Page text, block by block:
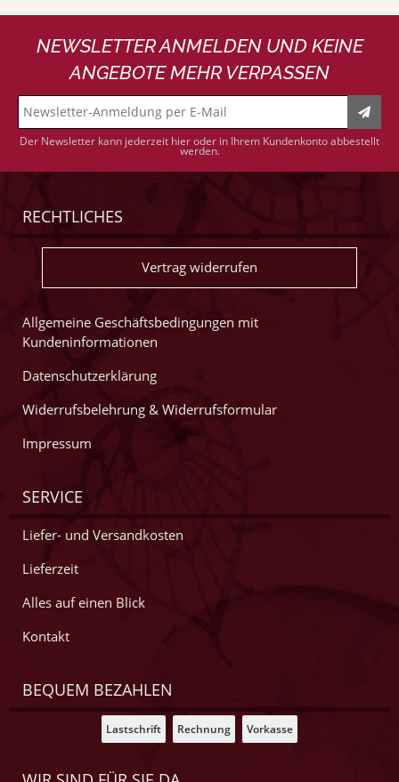
NEWSLETTER ANMELDEN UND KEINE
ANGEBOTE MEHR VERPASSEN
Der Newsletter kann jederzeit hier oder in Ihrem Kundenkonto abbestellt
werden.
RECHTLICHES
Vertrag widerrufen
Allgemeine Geschäftsbedingungen mit
Kundeninformationen
Datenschutzerklärung
Widerrufsbelehrung & Widerrufsformular
Impressum
SERVICE
Liefer- und Versandkosten
Lieferzeit
Alles auf einen Blick
Kontakt
BEQUEM BEZAHLEN
Lastschrift Rechnung Vorkasse